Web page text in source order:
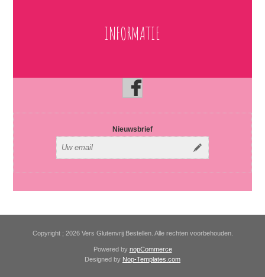
INFORMATIE
Nieuwsbrief
Copyright ; 2026 Vers Glutenvrij Bestellen. Alle rechten voorbehouden.
Powered by nopCommerce
Designed by Nop-Templates.com